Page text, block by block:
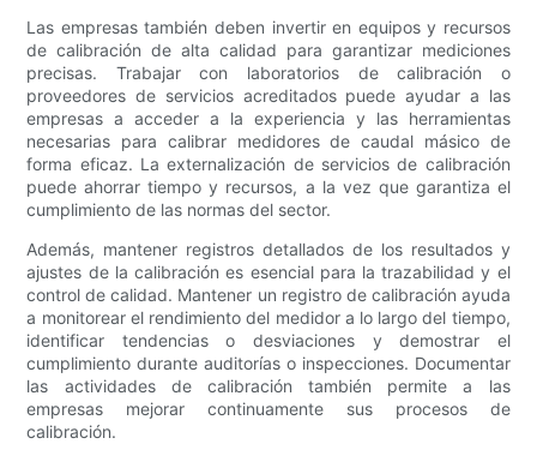
Las empresas también deben invertir en equipos y recursos
de calibración de alta calidad para garantizar mediciones
precisas. Trabajar con laboratorios de calibración o
proveedores de servicios acreditados puede ayudar a las
empresas a acceder a la experiencia y las herramientas
necesarias para calibrar medidores de caudal másico de
forma eficaz. La externalización de servicios de calibración
puede ahorrar tiempo y recursos, a la vez que garantiza el
cumplimiento de las normas del sector.
Además, mantener registros detallados de los resultados y
ajustes de la calibración es esencial para la trazabilidad y el
control de calidad. Mantener un registro de calibración ayuda
a monitorear el rendimiento del medidor a lo largo del tiempo,
identificar tendencias o desviaciones y demostrar el
cumplimiento durante auditorías o inspecciones. Documentar
las actividades de calibración también permite a las
empresas mejorar continuamente sus procesos de
calibración.